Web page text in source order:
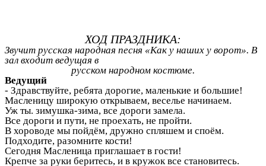
ХОД ПРАЗДНИКА:
Звучит русская народная песня «Как у наших у ворот». В
зал входит ведущая в
русском народном костюме.
Ведущий
- Здравствуйте, ребята дорогие, маленькие и большие!
Масленицу широкую открываем, веселье начинаем.
Уж ты. зимушка-зима, все дороги замела.
Все дороги и пути, не проехать, не пройти.
В хороводе мы пойдём, дружно спляшем и споём.
Подходите, разомните кости!
Сегодня Масленица приглашает в гости!
Крепче за руки беритесь, и в кружок все становитесь.